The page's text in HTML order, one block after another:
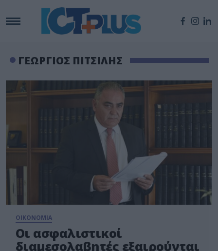
ΓΕΩΡΓΙΟΣ ΠΙΤΣΙΛΗΣ
ΟΙΚΟΝΟΜΙΑ
Οι ασφαλιστικοί
διαμεσολαβητές εξαιρούνται